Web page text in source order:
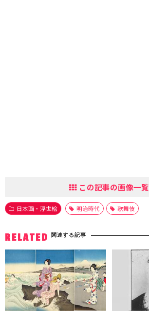
この記事の画像一覧
日本画・浮世絵 明治時代 歌舞伎
RELATED 関連する記事